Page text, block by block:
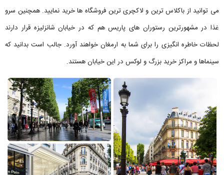
می توانید از باکلاس ترین و لاکچری ترین فروشگاه ها خرید نمایید. همچنین سرو
غذا در مشهورترین رستوران های پاریس هم که در خیابان شانزلیزه قرار دارند
لحظات خاطره انگیزی را برای شما به ارمغان خواهند آورد. جالب است بدانید که
سینماها و مراکز خرید بزرگ و لوکس در این خیابان هستند.